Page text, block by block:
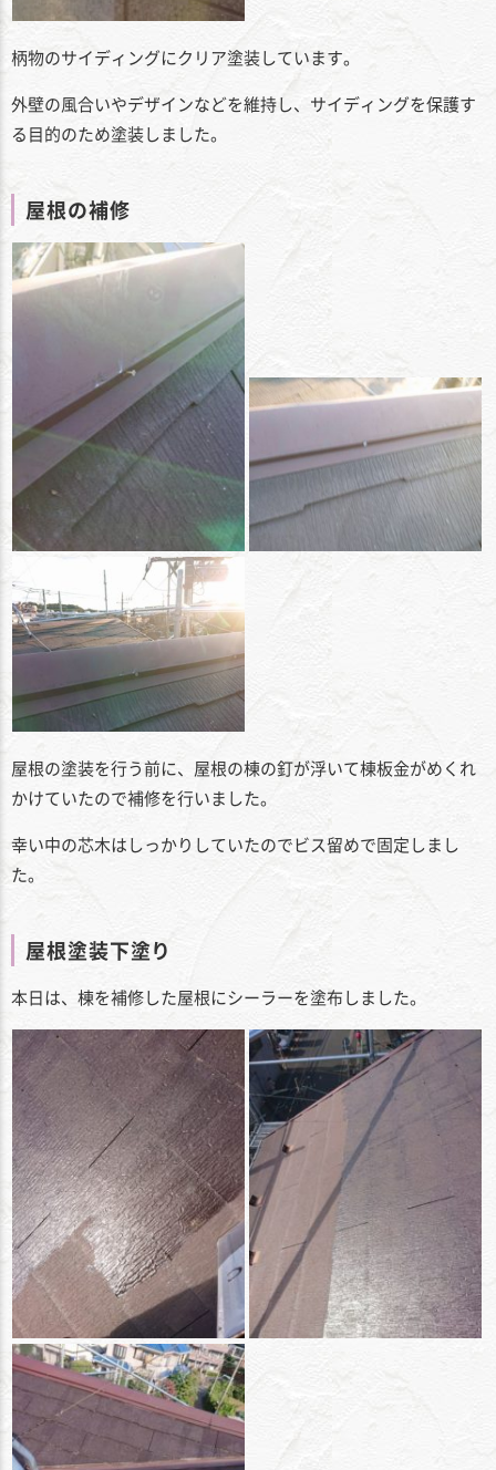
柄物のサイディングにクリア塗装しています。
外壁の風合いやデザインなどを維持し、サイディングを保護す
る目的のため塗装しました。
屋根の補修
屋根の塗装を行う前に、屋根の棟の釘が浮いて棟板金がめくれ
かけていたので補修を行いました。
幸い中の芯木はしっかりしていたのでビス留めで固定しまし
た。
屋根塗装下塗り
本日は、棟を補修した屋根にシーラーを塗布しました。